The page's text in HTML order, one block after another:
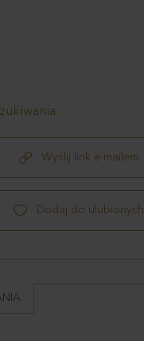
Wyślij link e-mailem
Dodaj do ulubionych